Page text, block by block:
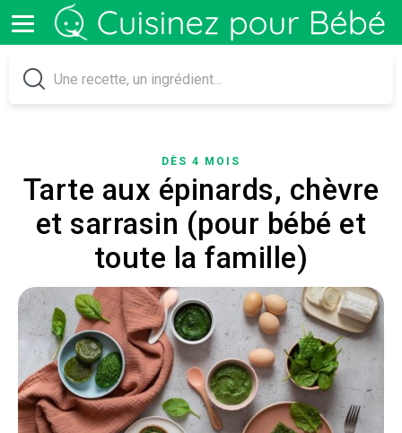
DÈS 4 MOIS
Tarte aux épinards, chèvre
et sarrasin (pour bébé et
toute la famille)